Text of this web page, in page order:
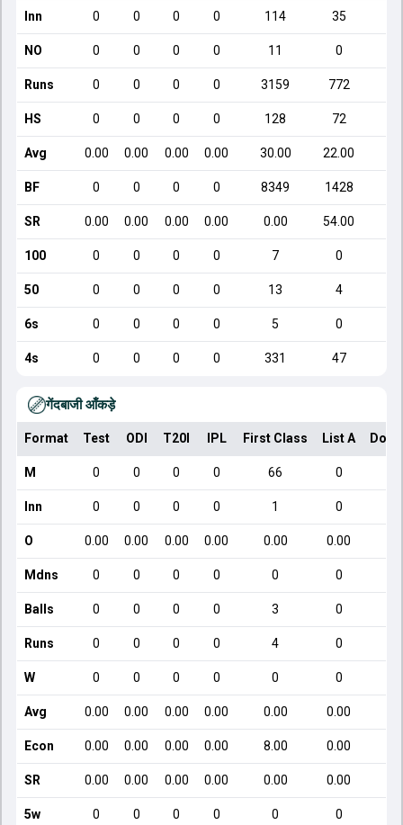
Inn 0 0 0 0 114 35
NO 0 0 0 0 11 0
Runs 0 0 0 0 3159 772
HS 0 0 0 0 128 72
Avg 0.00 0.00 0.00 0.00 30.00 22.00
BF 0 0 0 0 8349 1428
SR 0.00 0.00 0.00 0.00 0.00 54.00
100 0 0 0 0 7 0
50 0 0 0 0 13 4
6s 0 0 0 0 5 0
4s 0 0 0 0 331 47
गेंदबाजी आँकड़े
Format Test ODI T20I IPL First Class List A
M 0 0 0 0 66 0
Inn 0 0 0 0 1 0
O 0.00 0.00 0.00 0.00 0.00 0.00
Mdns 0 0 0 0 0 0
Balls 0 0 0 0 3 0
Runs 0 0 0 0 4 0
W 0 0 0 0 0 0
Avg 0.00 0.00 0.00 0.00 0.00 0.00
Econ 0.00 0.00 0.00 0.00 8.00 0.00
SR 0.00 0.00 0.00 0.00 0.00 0.00
5w 0 0 0 0 0 0